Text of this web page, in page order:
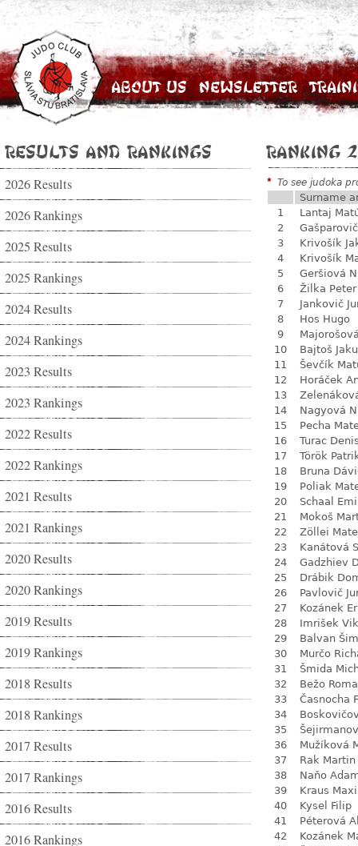
About Us Newsletter
Results and Rankings
2026 Results
2026 Rankings
2025 Results
2025 Rankings
2024 Results
2024 Rankings
2023 Results
2023 Rankings
2022 Results
2022 Rankings
2021 Results
2021 Rankings
2020 Results
2020 Rankings
2019 Results
2019 Rankings
2018 Results
2018 Rankings
2017 Results
2017 Rankings
2016 Results
2016 Rankings
Ranking
* To see judoka
Surname
1
Lantaj
2
3
Krivošík
4
Krivošík
5
Geršiová
6
Žilka Peter
7
Jankovič
8
Hos Hugo
9
10
Bajtoš
11
Ševčík
12
Horáček
13
14
Nagyová
15
Pecha
16
Turac
17
Török
18
Bruna
19
Poliak
20
Schaal
21
Mokoš
22
Zöllei
23
Kanátová
24
Gadzhiev
25
Drábik
26
Pavlovič
27
Kozánek
28
Imrišek
29
Balvan
30
Murčo
31
Šmida
32
Bežo
33
Časnocha
34
35
36
Mužíková
37
Rak Martin
38
Naňo
39
Kraus
40
Kysel Filip
41
Péterová
42
Kozánek